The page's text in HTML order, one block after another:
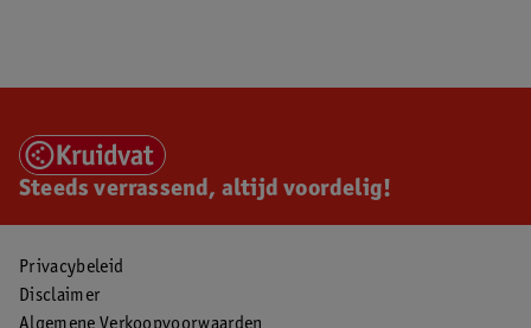
Steeds verrassend, altijd voordelig!
Privacybeleid
Disclaimer